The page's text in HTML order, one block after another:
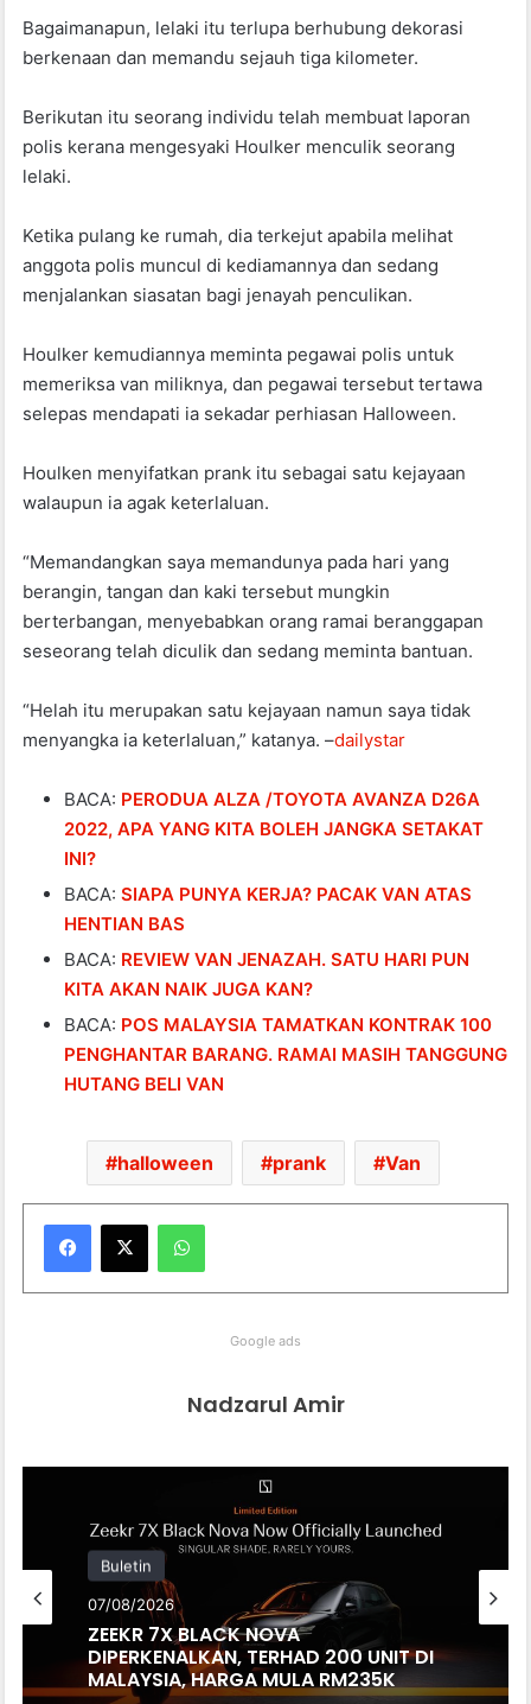
Bagaimanapun, lelaki itu terlupa berhubung dekorasi
berkenaan dan memandu sejauh tiga kilometer.
Berikutan itu seorang individu telah membuat laporan
polis kerana mengesyaki Houlker menculik seorang
lelaki.
Ketika pulang ke rumah, dia terkejut apabila melihat
anggota polis muncul di kediamannya dan sedang
menjalankan siasatan bagi jenayah penculikan.
Houlker kemudiannya meminta pegawai polis untuk
memeriksa van miliknya, dan pegawai tersebut tertawa
selepas mendapati ia sekadar perhiasan Halloween.
Houlken menyifatkan prank itu sebagai satu kejayaan
walaupun ia agak keterlaluan.
“Memandangkan saya memandunya pada hari yang
berangin, tangan dan kaki tersebut mungkin
berterbangan, menyebabkan orang ramai beranggapan
seseorang telah diculik dan sedang meminta bantuan.
“Helah itu merupakan satu kejayaan namun saya tidak
menyangka ia keterlaluan,” katanya. –dailystar
BACA: PERODUA ALZA /TOYOTA AVANZA D26A
2022, APA YANG KITA BOLEH JANGKA SETAKAT
INI?
BACA:SIAPA PUNYA KERJA? PACAK VAN ATAS
HENTIAN BAS
BACA: REVIEW VAN JENAZAH. SATU HARI PUN
KITA AKAN NAIK JUGA KAN?
BACA: POS MALAYSIA TAMATKAN KONTRAK 100
PENGHANTAR BARANG. RAMAI MASIH TANGGUNG
HUTANG BELI VAN
halloween prank Van
WhatsApp
Google ads
Nadzarul Amir
Buletin
07/08/2026
ZEEKR 7X BLACK NOVA
DIPERKENALKAN, TERHAD 200 UNIT DI
MALAYSIA, HARGA MULA RM235K